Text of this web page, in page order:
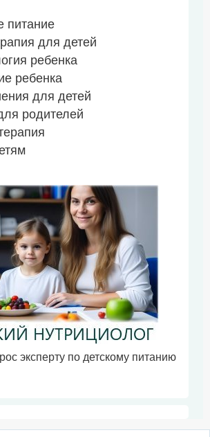
питание
для детей
ребенка
ребенка
для детей
родителей
эксперту по детскому питанию